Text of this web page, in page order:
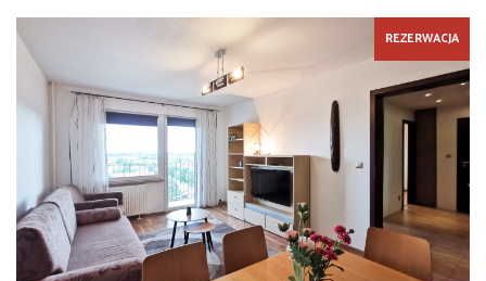
REZERWACJA